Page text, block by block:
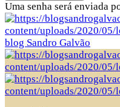
Uma senha será enviada
blog Sandro Galvão